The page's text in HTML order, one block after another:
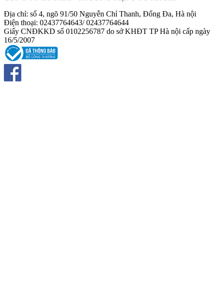
Địa chỉ: số 4, ngõ 91/50 Nguyễn Chí Thanh, Đống Đa, Hà nội
Điện thoại: 02437764643/ 02437764644
Giấy CNĐKKD số 0102256787 do sở KHĐT TP Hà nội cấp ngày
16/5/2007